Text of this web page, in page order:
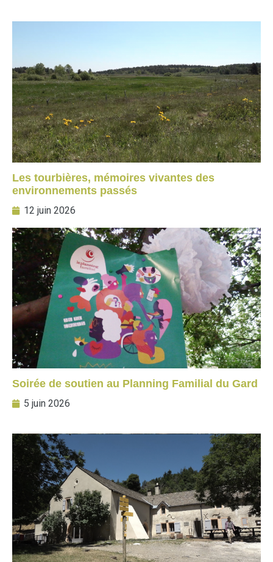
Les tourbières, mémoires vivantes des
environnements passés
12 juin 2026
Soirée de soutien au Planning Familial du Gard
5 juin 2026